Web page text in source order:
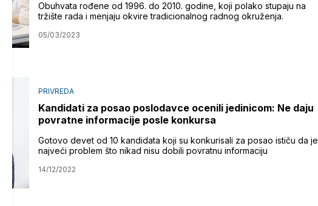
Obuhvata rođene od 1996. do 2010. godine, koji polako stupaju na
tržište rada i menjaju okvire tradicionalnog radnog okruženja.
05/03/2023
PRIVREDA
Kandidati za posao poslodavce ocenili jedinicom: Ne daju
povratne informacije posle konkursa
Gotovo devet od 10 kandidata koji su konkurisali za posao ističu da je
najveći problem što nikad nisu dobili povratnu informaciju
14/12/2022